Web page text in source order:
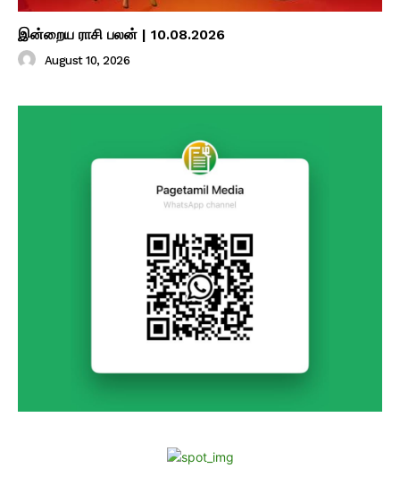
இன்றைய ராசி பலன் | 10.08.2026
August 10, 2026